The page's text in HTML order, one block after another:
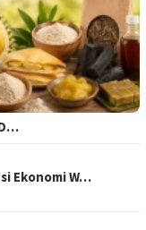
Ekonomi W…